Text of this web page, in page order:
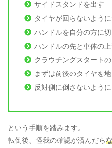
サイドスタンドを出す
タイヤが回らないように
ハンドルを自分の方に切
ハンドルの先と車体の
クラウチングスタート
まずは前後のタイヤを
反対側に倒さないよう
という手順を踏みます。
転倒後、怪我の確認が済んだら